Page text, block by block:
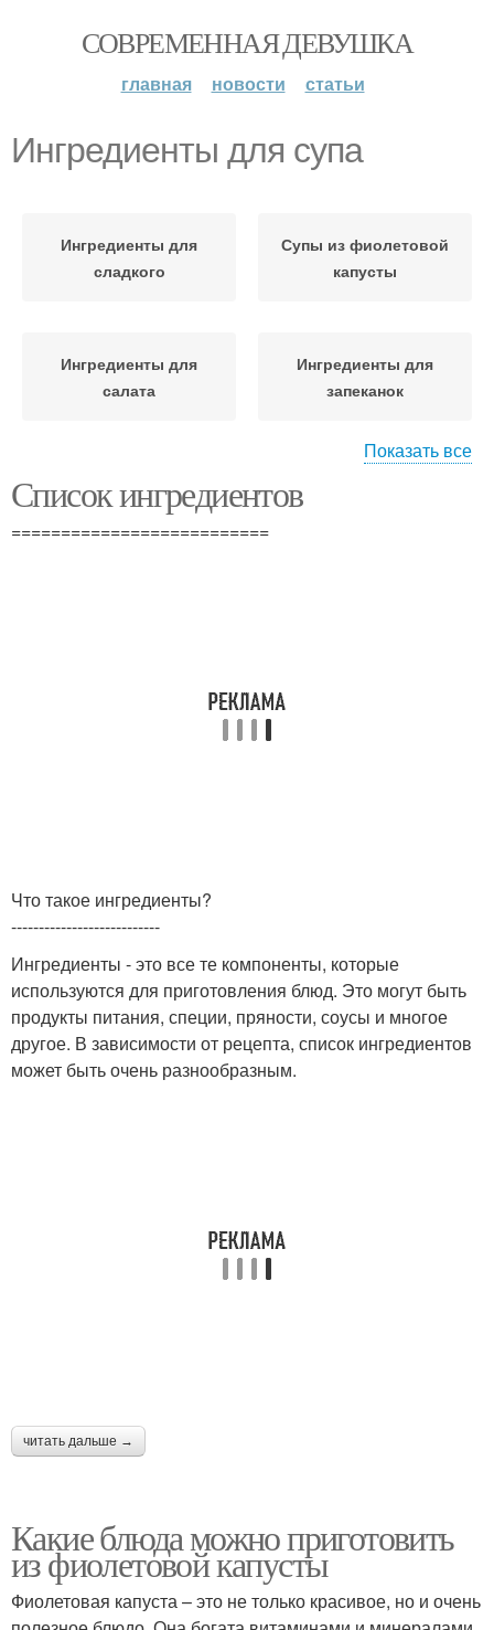
СОВРЕМЕННАЯ ДЕВУШКА
главная новости статьи
Ингредиенты для супа
Ингредиенты для
сладкого
Супы из фиолетовой
капусты
Ингредиенты для
салата
Ингредиенты для
запеканок
Орех в супах
Показать все
Список ингредиентов
==========================
Что такое ингредиенты?
---------------------------
Ингредиенты - это все те компоненты, которые
используются для приготовления блюд. Это могут быть
продукты питания, специи, пряности, соусы и многое
другое. В зависимости от рецепта, список ингредиентов
может быть очень разнообразным.
читать дальше →
Какие блюда можно приготовить
из фиолетовой капусты
Фиолетовая капуста – это не только красивое, но и очень